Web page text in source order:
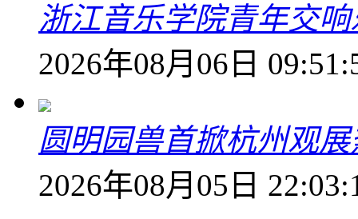
浙江音乐学院青年交
2026年08月06日
圆明园兽首掀杭州观
2026年08月05日